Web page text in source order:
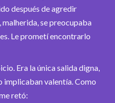
después de agredir
malherida, se preocupaba
Le prometí encontrarlo
Era la única salida digna,
implicaban valentía. Como
retó: